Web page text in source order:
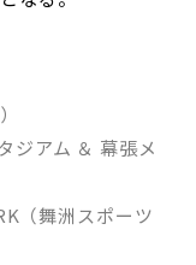
ジアム ＆ 幕張メ
（舞洲スポーツ